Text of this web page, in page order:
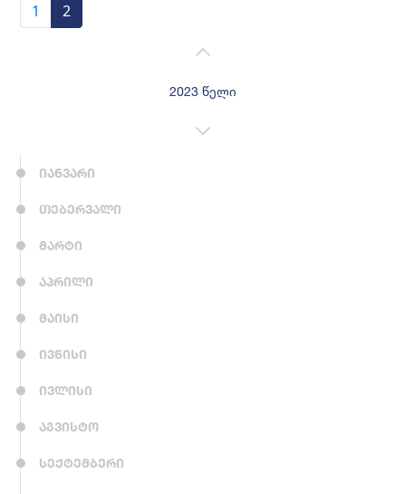
1 2
2023 წელი
იანვარი
თებერვალი
მარტი
აპრილი
მაისი
ივნისი
ივლისი
აგვისტო
სექტემბერი